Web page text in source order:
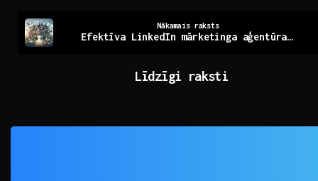
Nākamais raksts
Efektīva LinkedIn mārketinga aģentūra jūsu biznesam
Līdzīgi raksti